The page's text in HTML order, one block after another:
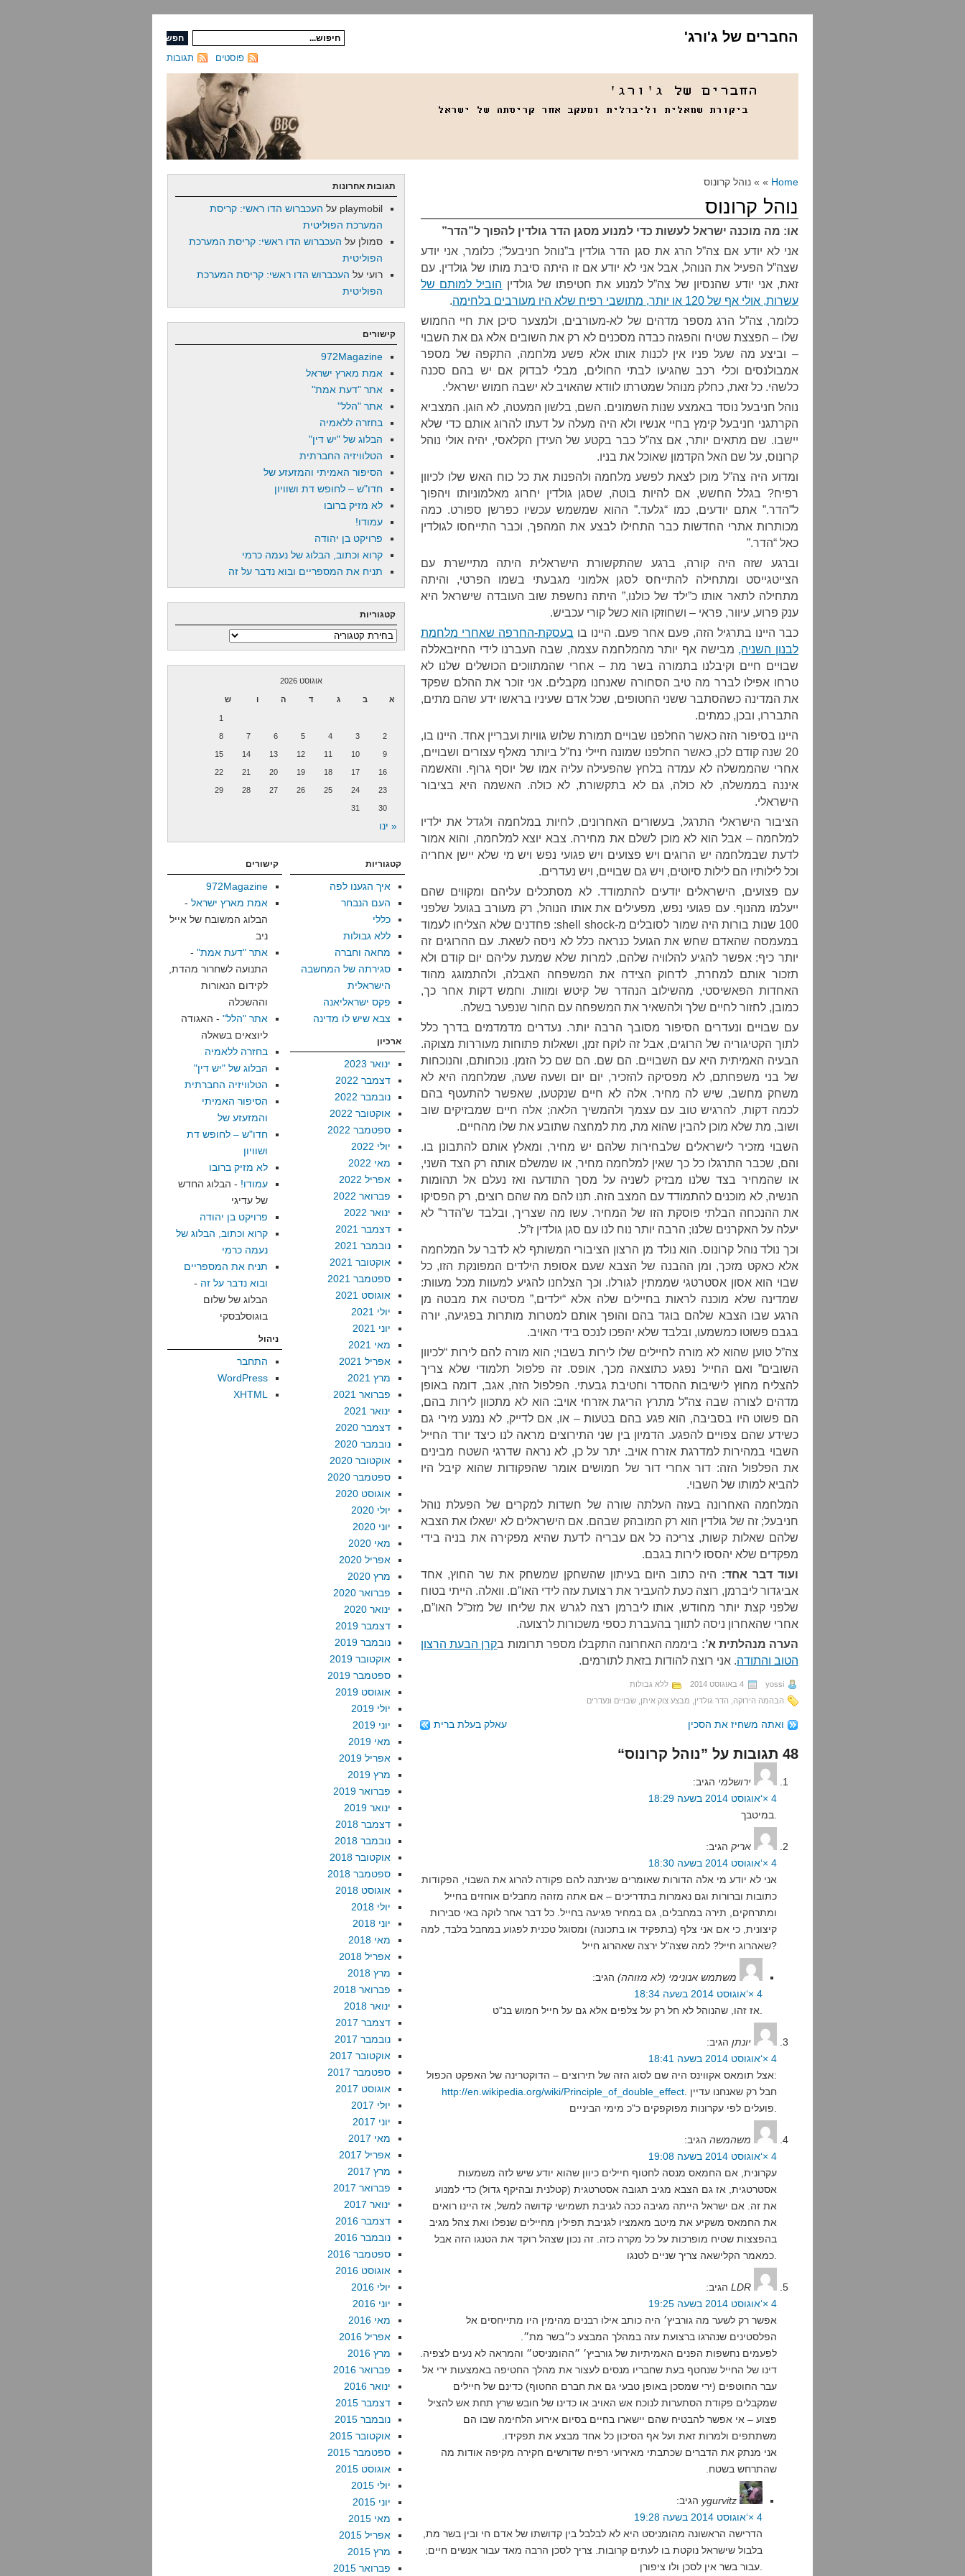
החברים של ג'ורג'
תגובות פוסטים
Home » » נוהל קרונוס
נוהל קרונוס
או: מה מוכנה ישראל לעשות כדי למנוע מסגן הדר גולדין להפוך ל”הדר”
אני לא יודע אם צה”ל הרג את סגן הדר גולדין ב”נוהל חניבעל”; כלומר, אני יודע
שצה”ל הפעיל את הנוהל, אבל אני לא יודע אם זו היתה סיבת מותו של גולדין. עם
זאת, אני יודע שהנסיון של צה”ל למנוע את חטיפתו של גולדין הוביל למותם של
עשרות, אולי אף של 120 או יותר, מתושבי רפיח שלא היו מעורבים בלחימה
.
כלומר, צה”ל הרג מספר מדהים של לא-מעורבים, ולמצער סיכן את חיי החמוש
שלו – הפצצת שטיח והפגזה כבדה מסכנים לא רק את השובים אלא גם את השבוי
– וביצע מה שעל פניו אין לכנות אותו אלא פשע מלחמה, התקפה של מספר
אמבולנסים וכלי רכב שהגיעו לבתי החולים, מבלי לבדוק אם יש בהם סכנה
כלשהי. כל זאת, כחלק מנוהל שמטרתו לוודא שהאויב לא ישבה חמוש ישראלי.
נוהל חניבעל נוסד באמצע שנות השמונים. השם, בלשון המעטה, לא הוגן. המצביא
הקרתגני חניבעל קימץ בחיי אנשיו ולא היה מעלה על דעתו להרוג אותם כדי שלא
יישבו. שם מתאים יותר, אם צה”ל כבר בקטע של העידן הקלאסי, יהיה אולי נוהל
קרונוס, על שם האל הקדמון שאוכל את בניו.
ומדוע היה צה”ל מוכן לצאת לפשע מלחמה ולהפנות את כל כוח האש שלו לכיוון
רפיח? בגלל החשש, אם להיות בוטה, שסגן גולדין יחרוג מאלמוניותו ויהפוך
ל”הדר.” אתם יודעים, כמו “גלעד.” ההוא שמשמש עכשיו כפרשן ספורט. כמה
מכותרות אתרי החדשות כבר התחילו לבצע את המהפך, וכבר התייחסו לגולדין
כאל “הדר.”
וברגע שזה היה קורה, ברגע שהתקשורת הישראלית היתה מתיישרת עם
הצייטגייסט ומתחילה להתייחס לסגן אלמוני מגבעתי בשמו הפרטי, והיתה
מתחילה לתאר אותו כ”ילד של כולנו,” היתה נחשפת שוב העובדה שישראל היא
ענק פרוע, עיוור, פראי – ושחוזקו הוא כשל קורי עכביש.
כבר היינו בתרגיל הזה, פעם אחר פעם. היינו בו בעסקת-החרפה שאחרי מלחמת
לבנון השניה, מבישה אף יותר מהמלחמה עצמה, שבה העברנו לידי החיזבאללה
שבויים חיים וקיבלנו בתמורה בשר מת – אחרי שהמתווכים הכושלים שלנו לא
טרחו אפילו לברר מה טיב הסחורה שאנחנו מקבלים. אני זוכר את ההלם שפקד
את המדינה כשהסתבר ששני החטופים, שכל אדם שעיניו בראשו ידע שהם מתים,
התבררו, ובכן, כמתים.
היינו בסיפור הזה כאשר החלפנו שבויים תמורת שלוש גוויות ועבריין אחד. היינו בו,
20 שנה קודם לכן, כאשר החלפנו שמונה חיילי נח”ל ביותר מאלף עצורים ושבויים,
אחרי שהממשלה לא עמדה בלחץ שהפעילה עליה אמו של יוסף גרוף. והאשמה
איננה בממשלה, לא כולה, גם לא בתקשורת, לא כולה. האשמה היא בציבור
הישראלי.
הציבור הישראלי התרגל, בעשורים האחרונים, לחיות במלחמה ולגדל את ילדיו
למלחמה – אבל הוא לא מוכן לשלם את מחירה. צבא יוצא למלחמה, והוא אמור
לדעת שבמלחמה יש הרוגים ויש פצועים ויש פגועי נפש ויש מי שלא יישן אחריה
וכל לילותיו הם לילות סיוטים, ויש גם שבויים, ויש נעדרים.
עם פצועים, הישראלים יודעים להתמודד. לא מסתכלים עליהם ומקווים שהם
ייעלמו מהנוף. עם פגועי נפש, מפעילים את אותו הנוהל, רק מעורב בגועל שלפני
100 שנות בורות היה שמור לסובלים מ-shell shock: פחדנים שלא הצליחו לעמוד
במעמסה שהאדם שחש את הגועל כנראה כלל לא ניסה לשאת. עם ההרוגים זה
יותר כיף: אפשר להגיע להלוויה שלהם, למרות שלא שמעת עליהם יום קודם ולא
תזכור אותם למחרת, לדחוק הצידה את המשפחה האבלה, ולהתמוגג מהוד
האחדות הפאשיסטי, מהשילוב הנהדר של קיטש ומוות. וחמש דקות אחר כך,
כמובן, לחזור לחיים שלך ולהשאיר את המשפחה עם החור שנפער בשלה.
עם שבויים ונעדרים הסיפור מסובך הרבה יותר. נעדרים מדמדמים בדרך כלל
לתוך הקטיגוריה של הרוגים, אבל זה לוקח זמן, ושאלות פתוחות מעוררות מצוקה.
הבעיה האמיתית היא עם השבויים. הם שם. הם שם כל הזמן. נוכחותם, והנוכחות
של בני משפחתם, לא מפסיקה להזכיר, יום יום ושעה שעה, שמלחמה היא לא
משחק מחשב, שיש לה מחיר. אלה לא חיים שנקטעו, שאפשר להתעטף בהם
לכמה דקות, להרגיש טוב עם עצמך ולהמשיך הלאה; אלה חיים שמבזיקים שוב
ושוב, מת שלא מוכן להבין שהוא מת, מת למחצה שתובע את שלו מהחיים.
השבוי מזכיר לישראלים שלבחירות שלהם יש מחיר, ומאלץ אותם להתבונן בו.
והם, שכבר התרגלו כל כך שאין למלחמה מחיר, או שמשלם אותה רק הצד השני,
או שהמחיר בצד שלנו מבזיק לשניה על מסך התודעה ואז נעלם אל תהומות
הנשיה, לא מוכנים להתמודד עם המצב הזה. תנו להם מה שהם רוצים, רק הפסיקו
את ההנכחה הבלתי פוסקת הזו של המחיר. עשו מה שצריך, ובלבד ש”הדר” לא
יעלה על האקרנים שלנו; הרבה יותר נוח לנו עם סגן גולדין ז”ל.
וכך נולד נוהל קרונוס. הוא נולד מן הרצון הציבורי המשותף לא לדבר על המלחמה
אלא כאקט מזכך, ומן ההבנה של הצבא שעם אסופת הילדים המפונקת הזו, כל
שבוי הוא אסון אסטרטגי שממתין לגורלו. וכך הצלחנו להגיע למעוות מכל מעוות:
שמדינה שלא מוכנה לראות בחיילים שלה אלא “ילדים,” מסיטה את מבטה מן
הרגע שבו הצבא שלהם בוגד בהם והופך אותם למטרות מותרות בפגיעה, יורה
בגבם פשוטו כמשמעו, ובלבד שלא יהפכו לנכס בידי האויב.
צה”ל טוען שהוא לא מורה לחיילים שלו לירות בשבוי; הוא מורה להם לירות “לכיוון
השובים” ואם החייל נפגע כתוצאה מכך, אופס. זה פלפול תלמודי שלא צריך
להצליח מחוץ לישיבות ההסדר וחטיבת גבעתי. הפלפול הזה, אגב, דומה באופן
מדהים לצורה שבה צה”ל מתרץ הריגת אזרחי אויב: הוא לא מתכוון לירות בהם,
הם פשוט היו בסביבה, הוא פגע בהם בטעות – או, אם לדייק, לא נמנע מירי גם
כשידע שהם צפויים להפגע. הדמיון בין שני התירוצים מראה לנו כיצד יורד החייל
השבוי במהירות למדרגת אזרח אויב. יתר על כן, לא נראה שדרגי השטח מבינים
את הפלפול הזה: דור אחרי דור של חמושים אומר שהפקודות שהוא קיבל היו
להביא למותו של השבוי.
המלחמה האחרונה בעזה העלתה שורה של חשדות למקרים של הפעלת נוהל
חניבעל; זה של גולדין הוא רק המובהק שבהם. אם הישראלים לא ישאלו את הצבא
שלהם שאלות קשות, צריכה כל אם עבריה לדעת שהיא מפקירה את בניה בידי
מפקדים שלא יהססו לירות בגבם.
ועוד דבר אחד: היה כתוב היום בעיתון שהשחקן שמשחק את שר החוץ, אחד
אביגדור ליברמן, רוצה כעת להעביר את רצועת עזה לידי האו”ם. וואלה. הייתי בטוח
שלפני קצת יותר מחודש, אותו ליברמן רצה לגרש את שליחו של מזכ”ל האו”ם,
אחרי שהאחרון ניסה לתווך בהעברת כספי משכורות לרצועה.
הערה מנהלתית א’: ביממה האחרונה התקבלו מספר תרומות בקרן הבעת הרצון
הטוב והתודה. אני רוצה להודות בזאת לתורמים.
yossi 4 באוגוסט 2014
ללא גבולות
הבהמה הירוקה
הדר גולדין מבצע צוק איתן שבויים ונעדרים
ואתה משחיז את הסכין עאלק בעלת ברית
48 תגובות על ”נוהל קרונוס“
ירושלמי הגיב:
4 ×‘אוגוסט 2014 בשעה 18:29
אריק הגיב:
4 ×‘אוגוסט 2014 בשעה 18:30
אני לא יודע מי אלה הדורות שאומרים שניתנה להם פקודה להרוג את השבוי, הפקודות
כתובות וברורות וגם נאמרות בתדריכים – אם אתה מזהה מחבלים אוחזים בחייל
ומתרחקים, תירה במחבלים, גם במחיר פגיעה בחייל. כל דבר אחר לוקה באי סבירות
קיצונית, כי אם אני צלף (בתפקיד או בתכונה) ומסוגל טכנית לפגוע במחבל בלבד, למה
שאהרוג חייל? למה שצה"ל ירצה שאהרוג חייל?
משתמש אנונימי (לא מזוהה) הגיב:
4 ×‘אוגוסט 2014 בשעה 18:34
יונתן הגיב:
4 ×‘אוגוסט 2014 בשעה 18:41
אצל תומאס אקווינס היה שם לסוג הזה של תירוצים – הדוקטרינה של האפקט הכפול:
http://en.wikipedia.org/wiki/Principle_of_double_effect
משהמשה הגיב:
4 ×‘אוגוסט 2014 בשעה 19:08
עקרונית, אם החמאס מנסה לחטוף חיילים כיוון שהוא יודע שיש לזה משמעות
אסטרטגית, אז גם הצבא מגיב תגובה אסטרטגית (קטלנית ובהיקף גדול) כדי למנוע
את זה. אם ישראל הייתה מגיבה ככה לגניבת תשמישי קדושה למשל, אז היינו רואים
את החמאס משקיע את מיטב מאמציו לגניבת תפילין מחיילים שנפלו ואת צהל מגיב
בהפצצות שטיח מופרכות על כל מקרה כזה. זה נכון שצהל רוקד את הטנגו הזה אבל
LDR הגיב:
4 ×‘אוגוסט 2014 בשעה 19:25
אפשר רק לשער מה גורביץ׳ היה כותב אילו רבנים מהימין היו מתייחסים אל
הפלסטינים שנהרגו ברצועת עזה במהלך המבצע כ״בשר מת״.
לפעמים נחשפות הפנים האמיתיות של גורביץ׳ ״ההומניסט״ והמראה לא נעים לצפיה.
דינו של החייל שנחטף בעת שחבריו מנסים לעצור את מהלך החטיפה באמצעות ירי אל
עבר החוטפים (ירי שמסכן באופן טבעי גם את חברם החטוף) כדינם של חיילים
שמקבלים פקודת הסתערות לנוכח אש האויב או כדינו של חובש שרץ תחת אש להציל
פצוע – אי אפשר להבטיח שהם יישארו בחיים בסיום אירוע הלחימה שבו הם
משתתפים ולמרות זאת ועל אף הסיכון כל אחד מבצע את תפקידו.
אני מנתק את הדברים שכתבתי מאירועי רפיח שדורשים חקירה מקיפה אודות מה
שהתרחש בשטח.
ygurvitz הגיב:
4 ×‘אוגוסט 2014 בשעה 19:28
הדרישה הראשונה מהומניסט היא לא לבלבל בין קדושתו של אדם חי ובין בשר מת,
בלבול שישראל נוקטת בו לעתים קרובות. צריך לסכן הרבה מאד עבור אנשים חיים;
תגובות אחרונות
playmobil על העכברוש הדו ראשי: קריסת
המערכת הפוליטית
סמולן על העכברוש הדו ראשי: קריסת המערכת
הפוליטית
רועי על העכברוש הדו ראשי: קריסת המערכת
הפוליטית
קישורים
972Magazine
אמת מארץ ישראל
אתר "דעת אמת"
אתר "הלל"
בחזרה ללאמיה
הבלוג של "יש דין"
הטלוויזיה החברתית
הסיפור האמיתי והמזעזע של
חדו"ש – לחופש דת ושוויון
לא מזיק ברובו
עמודו!
פרויקט בן יהודה
קרוא וכתוב, הבלוג של נעמה כרמי
תניח את המספריים ובוא נדבר על זה
קטגוריות
קטגוריות
אוגוסט 2026
א ב ג ד ה ו ש
1
2
3
4
5
6
7
8
9
10
11
12
13
14
15
16
17
18
19
20
21
22
23
24
25
26
27
28
29
30
31
« ינו
קטגוריות
איך הגענו לפה
העם הנבחר
כללי
ללא גבולות
מחאה וחברה
סגירתה של המחשבה
הישראלית
פקס ישראליאנה
צבא שיש לו מדינה
ארכיון
ינואר 2023
דצמבר 2022
נובמבר 2022
אוקטובר 2022
ספטמבר 2022
יולי 2022
מאי 2022
אפריל 2022
פברואר 2022
ינואר 2022
דצמבר 2021
נובמבר 2021
אוקטובר 2021
ספטמבר 2021
אוגוסט 2021
יולי 2021
יוני 2021
מאי 2021
אפריל 2021
מרץ 2021
פברואר 2021
ינואר 2021
דצמבר 2020
נובמבר 2020
אוקטובר 2020
ספטמבר 2020
אוגוסט 2020
יולי 2020
יוני 2020
מאי 2020
אפריל 2020
מרץ 2020
פברואר 2020
ינואר 2020
דצמבר 2019
נובמבר 2019
אוקטובר 2019
ספטמבר 2019
אוגוסט 2019
יולי 2019
יוני 2019
מאי 2019
אפריל 2019
מרץ 2019
פברואר 2019
ינואר 2019
דצמבר 2018
נובמבר 2018
אוקטובר 2018
ספטמבר 2018
אוגוסט 2018
יולי 2018
יוני 2018
מאי 2018
אפריל 2018
מרץ 2018
פברואר 2018
ינואר 2018
דצמבר 2017
נובמבר 2017
אוקטובר 2017
ספטמבר 2017
אוגוסט 2017
יולי 2017
יוני 2017
מאי 2017
אפריל 2017
מרץ 2017
פברואר 2017
ינואר 2017
דצמבר 2016
נובמבר 2016
ספטמבר 2016
אוגוסט 2016
יולי 2016
יוני 2016
מאי 2016
אפריל 2016
מרץ 2016
פברואר 2016
ינואר 2016
דצמבר 2015
נובמבר 2015
אוקטובר 2015
ספטמבר 2015
אוגוסט 2015
יולי 2015
יוני 2015
מאי 2015
אפריל 2015
מרץ 2015
פברואר 2015
קישורים
972Magazine
אמת מארץ ישראל -
הבלוג המשובח של אייל
ניב
אתר "דעת אמת" -
התנועה לשחרור מהדת,
לקידום הנאורות
וההשכלה
אתר "הלל" - האגודה
ליוצאים בשאלה
בחזרה ללאמיה
הבלוג של "יש דין"
הטלוויזיה החברתית
הסיפור האמיתי
והמזעזע של
חדו"ש – לחופש דת
ושוויון
לא מזיק ברובו
עמודו! - הבלוג החדש
של עדיגי
פרויקט בן יהודה
קרוא וכתוב, הבלוג של
נעמה כרמי
תניח את המספריים
ובוא נדבר על זה -
הבלוג של שלום
בוגוסלבסקי
ניהול
התחבר
WordPress
XHTML